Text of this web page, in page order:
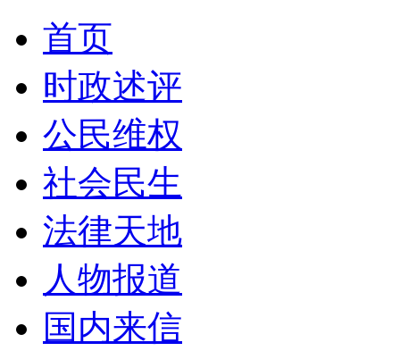
首页
时政述评
公民维权
社会民生
法律天地
人物报道
国内来信